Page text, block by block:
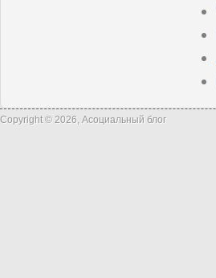
Copyright © 2026, Асоциальный блог